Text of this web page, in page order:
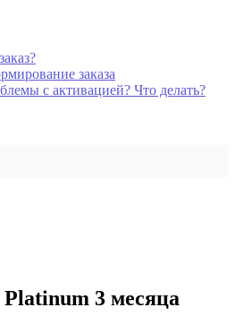
заказа
с активацией? Что делать?
3 месяца